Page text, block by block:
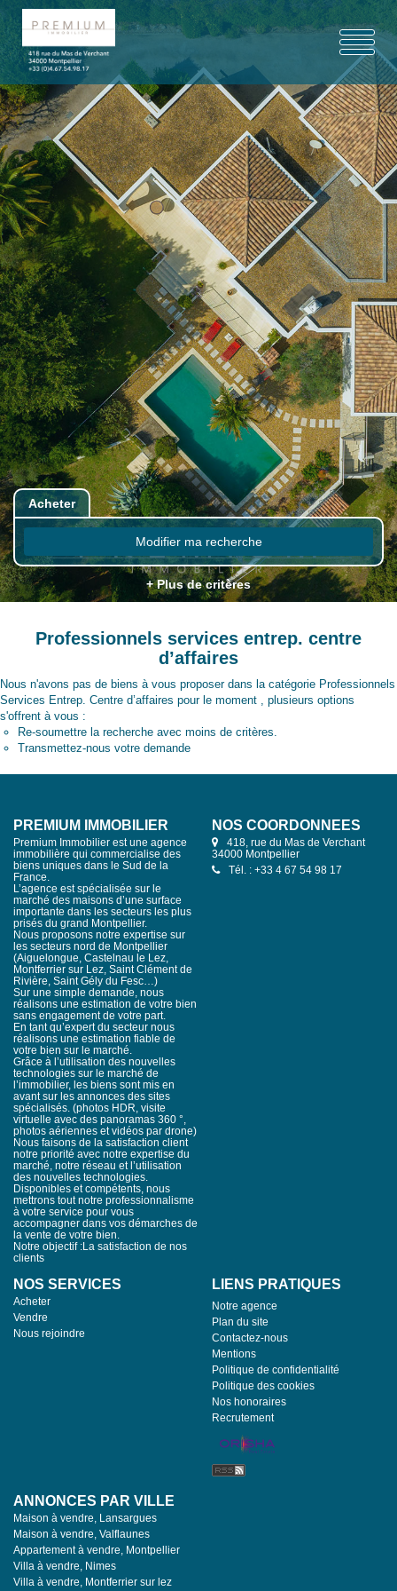
Acheter
Modifier ma recherche
+ Plus de critères
Professionnels services entrep. centre
d’affaires
Nous n'avons pas de biens à vous proposer dans la catégorie Professionnels
Services Entrep. Centre d’affaires pour le moment , plusieurs options
s'offrent à vous :
Re-soumettre la recherche avec moins de critères.
Transmettez-nous votre demande
PREMIUM IMMOBILIER
Premium Immobilier est une agence
immobilière qui commercialise des
biens uniques dans le Sud de la
France.
L’agence est spécialisée sur le
marché des maisons d’une surface
importante dans les secteurs les plus
prisés du grand Montpellier.
Nous proposons notre expertise sur
les secteurs nord de Montpellier
(Aiguelongue, Castelnau le Lez,
Montferrier sur Lez, Saint Clément de
Rivière, Saint Gély du Fesc…)
Sur une simple demande, nous
réalisons une estimation de votre bien
sans engagement de votre part.
En tant qu’expert du secteur nous
réalisons une estimation fiable de
votre bien sur le marché.
Grâce à l’utilisation des nouvelles
technologies sur le marché de
l’immobilier, les biens sont mis en
avant sur les annonces des sites
spécialisés. (photos HDR, visite
virtuelle avec des panoramas 360 °,
photos aériennes et vidéos par drone)
Nous faisons de la satisfaction client
notre priorité avec notre expertise du
marché, notre réseau et l’utilisation
des nouvelles technologies.
Disponibles et compétents, nous
mettrons tout notre professionnalisme
à votre service pour vous
accompagner dans vos démarches de
la vente de votre bien.
Notre objectif :La satisfaction de nos
clients
NOS COORDONNÉES
418, rue du Mas de Verchant
34000 Montpellier
Tél. : +33 4 67 54 98 17
NOS SERVICES
Acheter
Vendre
Nous rejoindre
LIENS PRATIQUES
Notre agence
Plan du site
Contactez-nous
Mentions
Politique de confidentialité
Politique des cookies
Nos honoraires
Recrutement
ANNONCES PAR VILLE
Maison à vendre, Lansargues
Maison à vendre, Valflaunes
Appartement à vendre, Montpellier
Villa à vendre, Nimes
Villa à vendre, Montferrier sur lez